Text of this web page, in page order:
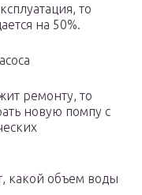
то
на 50%.
ремонту, то
новую помпу с
какой объем воды